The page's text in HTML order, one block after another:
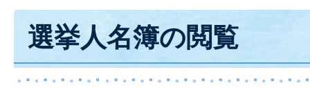
選挙人名簿の閲覧